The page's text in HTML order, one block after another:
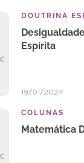
DOUTRINA
Espírita
19/01/2024
COLUNAS
Matemática